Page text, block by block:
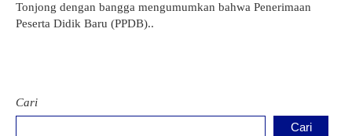
Tonjong dengan bangga mengumumkan bahwa Penerimaan
Peserta Didik Baru (PPDB)..
Cari
Cari